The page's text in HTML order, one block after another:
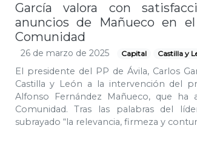
García valora con
anuncios de Mañueco en
Comunidad
26 de marzo de 2025 Capital Castilla y
El presidente del PP de Ávila, Carlos
Castilla y León a la intervención del
Alfonso Fernández Mañueco, que
Comunidad. Tras las palabras del
subrayado “la relevancia, firmeza y